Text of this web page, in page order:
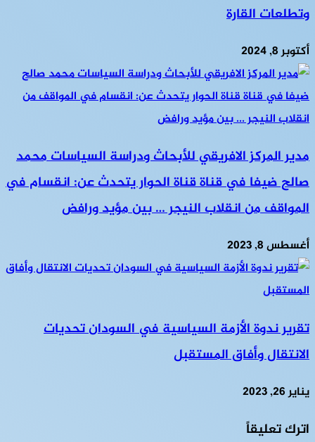
وتطلعات القارة
أكتوبر 8, 2024
مدير المركز الافريقي للأبحاث ودراسة السياسات محمد
صالح ضيفا في قناة قناة الحوار يتحدث عن: انقسام في
المواقف من انقلاب النيجر … بين مؤيد ورافض
أغسطس 8, 2023
تقرير ندوة الأزمة السياسية في السودان تحديات
الانتقال وأفاق المستقبل
يناير 26, 2023
اترك تعليقاً